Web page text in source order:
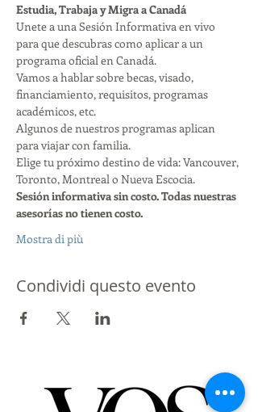
Estudia, Trabaja y Migra a Canadá
Unete a una Sesión Informativa en vivo
para que descubras como aplicar a un
programa oficial en Canadá.
Vamos a hablar sobre becas, visado,
financiamiento, requisitos, programas
académicos, etc.
Algunos de nuestros programas aplican
para viajar con familia.
Elige tu próximo destino de vida: Vancouver,
Toronto, Montreal o Nueva Escocia.
Sesión informativa sin costo. Todas nuestras
asesorías no tienen costo.
Mostra di più
Condividi questo evento